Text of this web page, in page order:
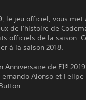
le jeu officiel, vous
de l'histoire de
officiels de la saison.
à la saison 2018.
Anniversaire de F1®
Alonso et